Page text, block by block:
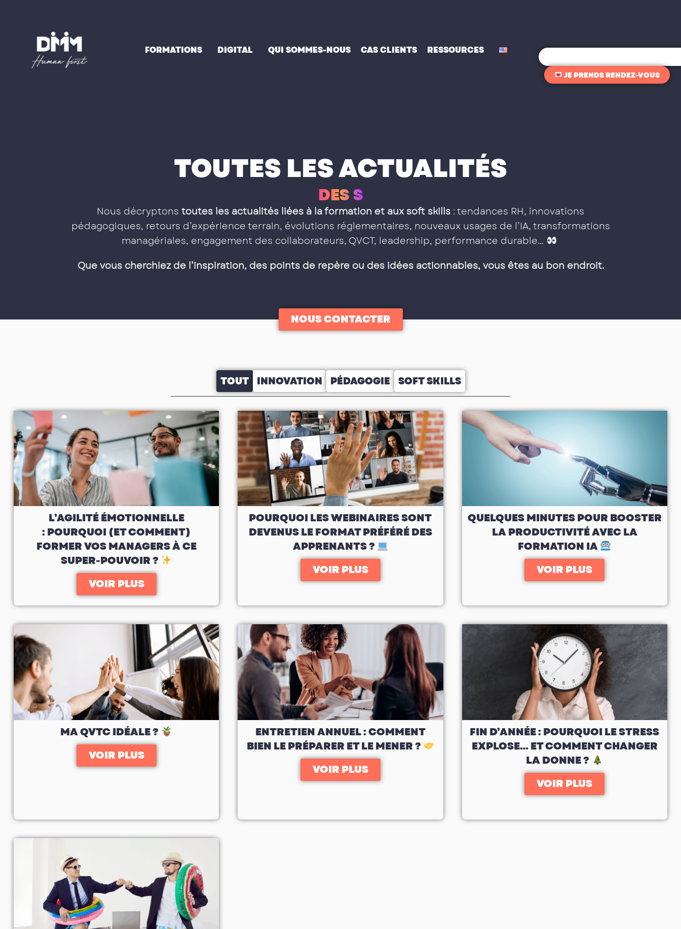
FORMATIONS DIGITAL QUI SOMMES-NOUS CAS CLIENTS RESSOURCES Rechercher
JE PRENDS RENDEZ-VOUS
TOUTES LES ACTUALITÉS
SOF T
Nous décryptons toutes les actualités liées à la formation et aux soft skills : tendances RH, innovations
pédagogiques, retours d’expérience terrain, évolutions réglementaires, nouveaux usages de l’IA, transformations
managériales, engagement des collaborateurs, QVCT, leadership, performance durable…
Que vous cherchiez de l’inspiration, des points de repère ou des idées actionnables, vous êtes au bon endroit.
NOUS CONTACTER
INNOVATION PÉDAGOGIE SOFT SKILLS
TOUT
L’AGILITÉ ÉMOTIONNELLE
: POURQUOI (ET COMMENT)
FORMER VOS MANAGERS À CE
SUPER-POUVOIR ?
VOIR PLUS
POURQUOI LES WEBINAIRES SONT
DEVENUS LE FORMAT PRÉFÉRÉ DES
APPRENANTS ?
VOIR PLUS
QUELQUES MINUTES POUR BOOSTER
LA PRODUCTIVITÉ AVEC LA
FORMATION IA
VOIR PLUS
MA QVTC IDÉALE ?
VOIR PLUS
ENTRETIEN ANNUEL : COMMENT
BIEN LE PRÉPARER ET LE MENER ?
VOIR PLUS
FIN D’ANNÉE : POURQUOI LE STRESS
EXPLOSE… ET COMMENT CHANGER
LA DONNE ?
VOIR PLUS